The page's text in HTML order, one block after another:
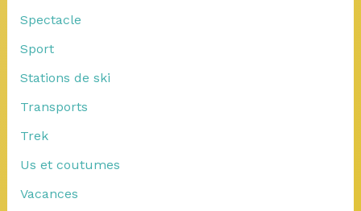
Spectacle
Sport
Stations de ski
Transports
Trek
Us et coutumes
Vacances